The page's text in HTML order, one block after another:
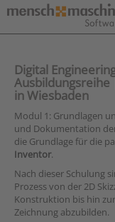
Digital
in Wiesbaden
Modul 1: Grundlagen
und Dokumentation
die Grundlage für die
Inventor.
Nach dieser Schulung
Prozess von der 2D
Konstruktion bis hin
Zeichnung abzubilden.